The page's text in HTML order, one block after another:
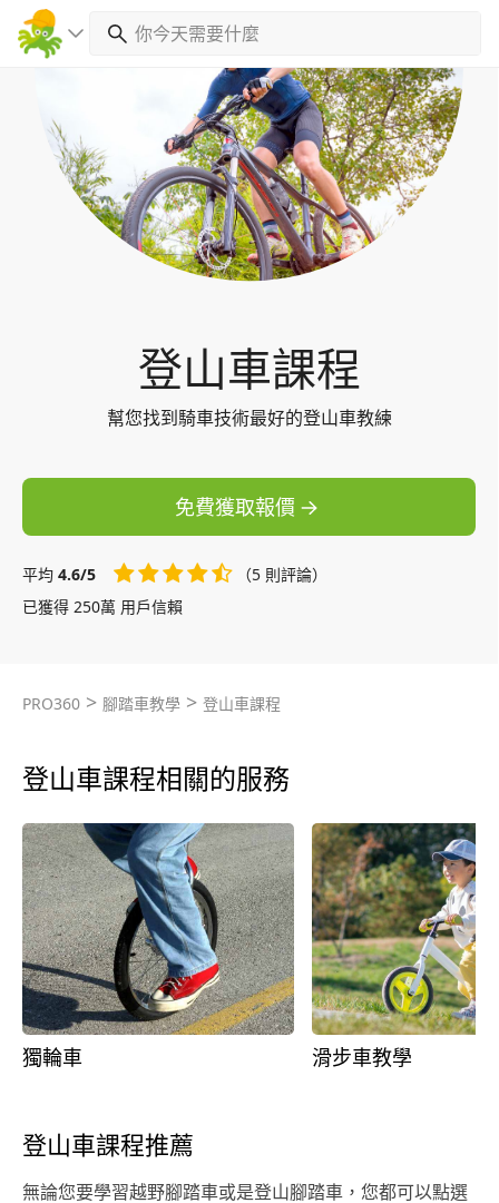
登山車課程
幫您找到騎車技術最好的登山車教練
免費獲取報價
平均 4.6/5
（5 則評論）
已獲得 250萬 用戶信賴
PRO360 > 腳踏車教學 > 登山車課程
登山車課程相關的服務
獨輪車 滑步車教學
登山車課程推薦
無論您要學習越野腳踏車或是登山腳踏車，您都可以點選